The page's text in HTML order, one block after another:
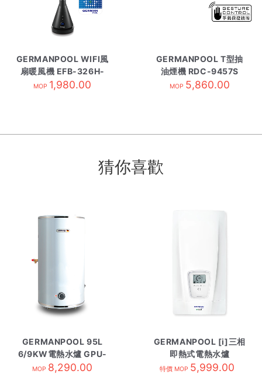
GERMANPOOL WIFI風
扇暖風機 EFB-326H-
SC
MOP 1,980.00
GERMANPOOL T型抽
油煙機 RDC-9457S
MOP 5,860.00
猜你喜歡
GERMANPOOL 95L
6/9KW電熱水爐 GPU-
25 圓型
MOP 8,290.00
GERMANPOOL [i]三相
即熱式電熱水爐
DEN/18-27KW
特價 MOP 5,999.00